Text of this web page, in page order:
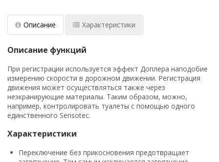
Описание Характеристики
Описание функций
При регистрации используется эффект Доплера наподобие
измерению скорости в дорожном движении. Регистрация
движения может осуществляться также через
неэкранирующие материалы. Таким образом, можно,
например, контролировать туалеты с помощью одного
единственного Sensotec.
Характеристики
Переключение без прикосновения предотвращает